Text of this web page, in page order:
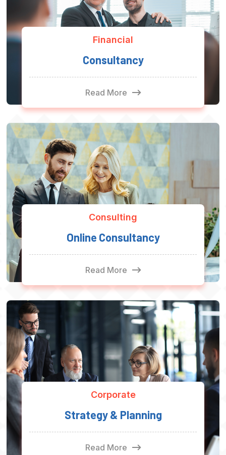
Financial
Consultancy
Read More
Consulting
Online Consultancy
Read More
Corporate
Strategy & Planning
Read More